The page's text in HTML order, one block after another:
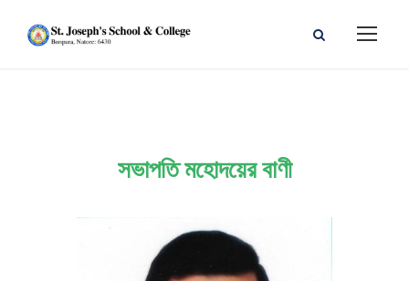
সভাপতি মহোদয়ের বাণী